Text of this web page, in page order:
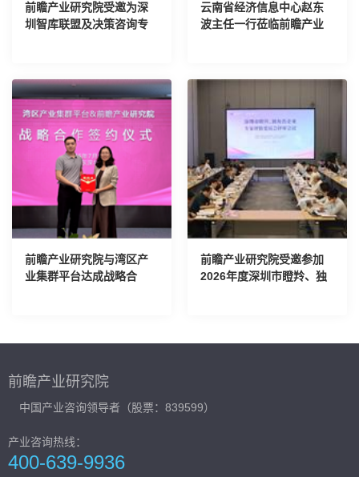
前瞻产业研究院受邀为深
圳智库联盟及决策咨询专
云南省经济信息中心赵东
波主任一行莅临前瞻产业
前瞻产业研究院与湾区产
业集群平台达成战略合
前瞻产业研究院受邀参加
2026年度深圳市瞪羚、独
前瞻产业研究院
中国产业咨询领导者（股票：839599）
产业咨询热线：
400-639-9936